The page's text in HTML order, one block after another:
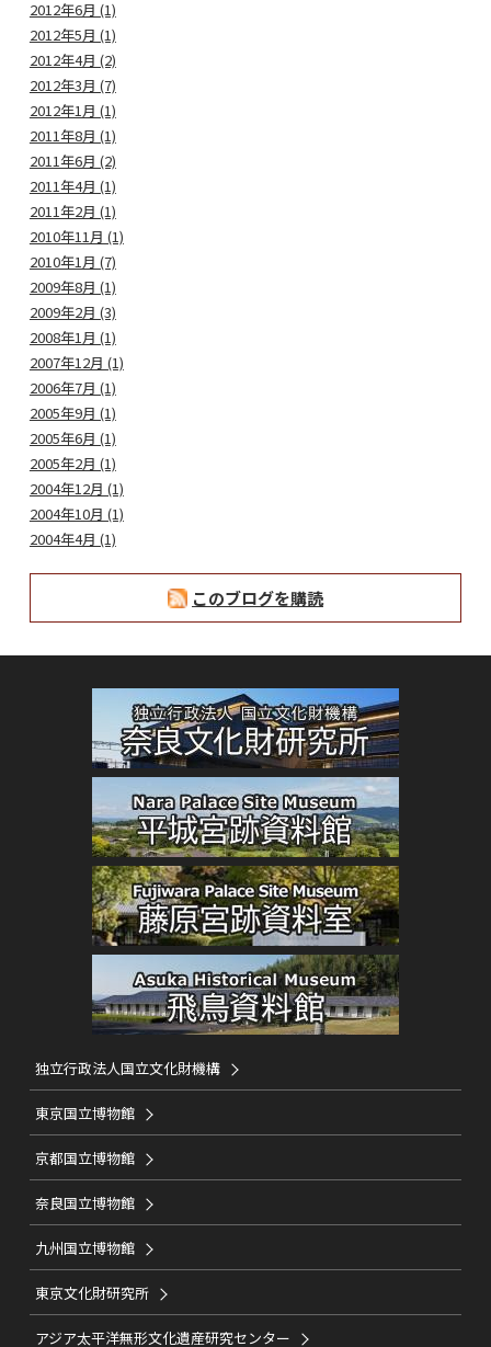
2012年6月 (1)
2012年5月 (1)
2012年4月 (2)
2012年3月 (7)
2012年1月 (1)
2011年8月 (1)
2011年6月 (2)
2011年4月 (1)
2011年2月 (1)
2010年11月 (1)
2010年1月 (7)
2009年8月 (1)
2009年2月 (3)
2008年1月 (1)
2007年12月 (1)
2006年7月 (1)
2005年9月 (1)
2005年6月 (1)
2005年2月 (1)
2004年12月 (1)
2004年10月 (1)
2004年4月 (1)
このブログを購読
独立行政法人国立文化財機構
東京国立博物館
京都国立博物館
奈良国立博物館
九州国立博物館
東京文化財研究所
アジア太平洋無形文化遺産研究センター